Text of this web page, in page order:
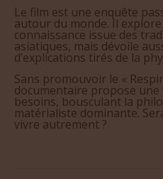
Le film est une enquête
autour du monde. Il
connaissance issue des
asiatiques, mais dévoile
d’explications tirés de la
Sans promouvoir le «
documentaire propose
besoins, bousculant la
matérialiste dominante.
vivre autrement ?